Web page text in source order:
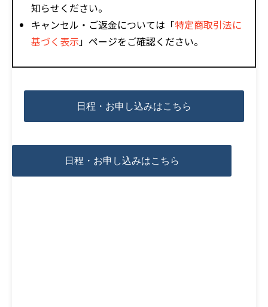
知らせください。
キャンセル・ご返金については「特定商取引法に
基づく表示」ページをご確認ください。
日程・お申し込みはこちら
日程・お申し込みはこちら